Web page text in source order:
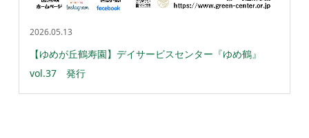
2026.05.13
【ゆめが丘鶴寿園】デイサービスセンター『ゆめ鶴』
vol.37 発行